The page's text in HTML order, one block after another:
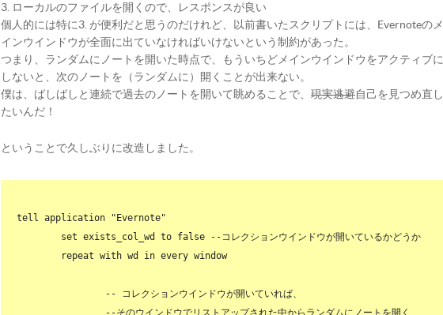
3. ローカルのファイルを開くので、レスポンスが良い
個人的には特に3. が便利だと思うのだけれど、以前書いたスクリプトには、Evernoteのメ
インウインドウが全面に出ていなければいけないという制約があった。
つまり、ランダムにノートを開いた時点で、もういちどメインウインドウをアクティブに
しないと、次のノートを（ランダムに）開くことが出来ない。
僕は、ばしばしと連続で過去のノートを開いて眺めることで、 現実逃避自己を見つめ直し
たいんだ！
ということで久しぶりに改造しました。
tell application "Evernote"
set exists_col_wd to false
--コレクションウインドウが開いているかどうか
repeat with wd in every window
-- コレクションウインドウが開いていれば、
--そのウインドウでリストアップされた中からランダムにノートを開く